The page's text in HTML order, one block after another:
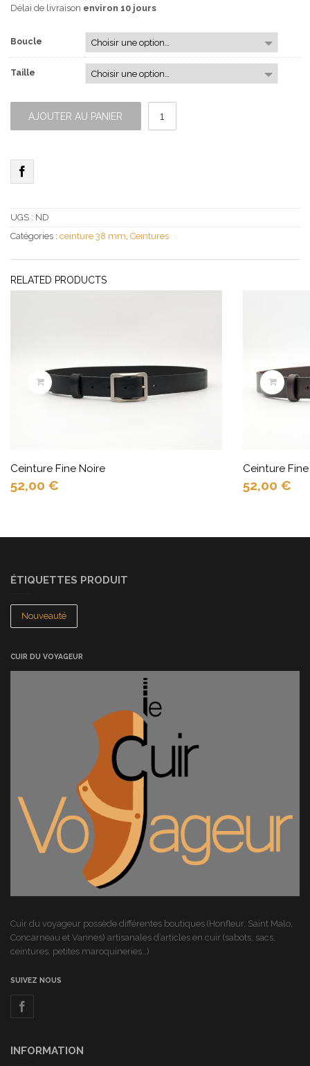
Délai de livraison environ 10 jours
Boucle
Taille
AJOUTER AU PANIER
quantité
Ceinture
foncé
UGS : ND
Catégories : ceinture 38 mm Ceintures
RELATED PRODUCTS
Ceinture Fine Noire
52,00 €
Ceinture
52,00 €
ÉTIQUETTES PRODUIT
Nouveauté
CUIR DU VOYAGEUR
Cuir du voyageur possède différentes boutiques (Honfleur, Saint Malo,
Concarneau et Vannes) artisanales d’articles en cuir (sabots, sacs,
ceintures, petites maroquineries…)
SUIVEZ NOUS
INFORMATION